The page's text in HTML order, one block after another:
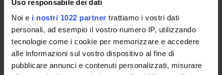
Uso responsabile dei dati
Noi e i nostri 1022 partner trattiamo i vostri dati
personali, ad esempio il vostro numero IP, utilizzando
tecnologie come i cookie per memorizzare e accedere
alle informazioni sul vostro dispositivo al fine di
pubblicare annunci e contenuti personalizzati, misurare
Metodologie diagnostiche di
patologia clinica
6 B
,MED/46
Scienze cliniche 4 B
MED/06